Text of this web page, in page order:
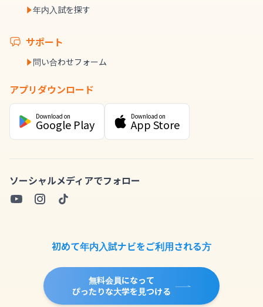
年内入試を探す
サポート
問い合わせフォーム
アプリダウンロード
Download on
Google Play
Download on
App Store
ソーシャルメディアでフォロー
初めて年内入試ナビをご利用される方
無料会員になって
ぴったりな大学を見つける